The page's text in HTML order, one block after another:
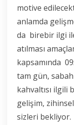
motive
anlamda
da birebir ilgi
atılması
kapsamında
tam gün, sabah
kahvaltısı
gelişim,
sizleri bekliyor.